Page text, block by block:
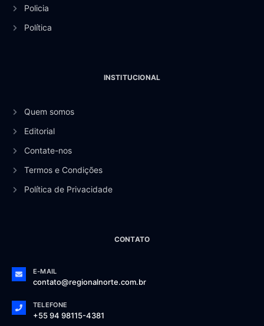
Policia
Política
INSTITUCIONAL
Quem somos
Editorial
Contate-nos
Termos e Condições
Política de Privacidade
CONTATO
E-MAIL
contato@regionalnorte.com.br
TELEFONE
+55 94 98115-4381